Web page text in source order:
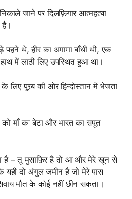
जाने पर दिलफ़िगार आत्महत्या
है।
थे, हीर का अमामा बाँधी थी, एक
में लाठी लिए उपस्थित हुआ था।
लिए पूरब की ओर हिन्दोस्तान में भेजता
माँ का बेटा और भारत का सपूत
है – तू मुसाफ़िर है तो आ और मेरे खून से
यही दो अंगुल जमीन है जो मेरे पास
मौत के कोई नहीं छीन सकता।